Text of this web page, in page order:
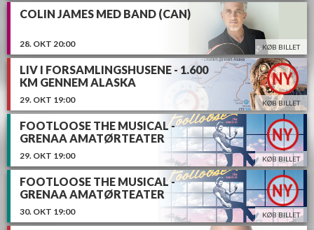
28. OKT 20:00
COLIN JAMES MED BAND (CAN)
KØB BILLET
29. OKT 19:00
LIV I FORSAMLINGSHUSENE - 1.600
KM GENNEM ALASKA
KØB BILLET
29. OKT 19:00
FOOTLOOSE THE MUSICAL -
GRENAA AMATØRTEATER
KØB BILLET
30. OKT 19:00
FOOTLOOSE THE MUSICAL -
GRENAA AMATØRTEATER
KØB BILLET